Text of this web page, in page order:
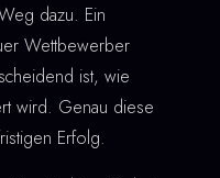
dazu. Ein
Wettbewerber
ist, wie
wird. Genau diese
Erfolg.